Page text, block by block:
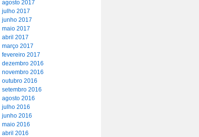
agosto 2017
julho 2017
junho 2017
maio 2017
abril 2017
março 2017
fevereiro 2017
dezembro 2016
novembro 2016
outubro 2016
setembro 2016
agosto 2016
julho 2016
junho 2016
maio 2016
abril 2016